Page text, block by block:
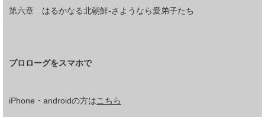
第六章 はるかなる北朝鮮-さようなら愛弟子たち
プロローグをスマホで
iPhone・androidの方はこちら